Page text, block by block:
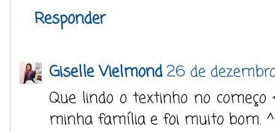
Responder
Giselle Vielmond26 de
Que lindo o textinho no
minha família e foi muito bom.